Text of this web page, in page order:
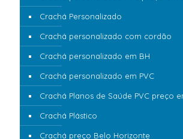
Crachá Personalizado
Crachá personalizado com cordão
Crachá personalizado em BH
Crachá personalizado em PVC
Crachá Planos de Saúde PVC preço
Crachá Plástico
Crachá preço Belo Horizonte